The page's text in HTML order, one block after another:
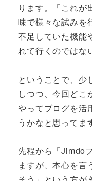
ります。「これが
味で様々な試みを
不足していた機能
れて行くのではな
ということで、少
しつつ、今回どこ
やってブログを活
うかなと思ってま
先程から「Jimdo
ますが、本心を言